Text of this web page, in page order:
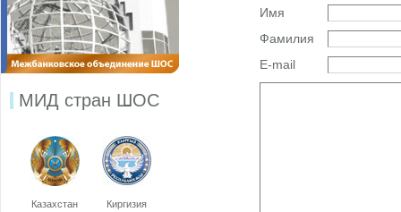
МИД стран ШОС
Казахстан Киргизия
Имя
Фамилия
E-mail